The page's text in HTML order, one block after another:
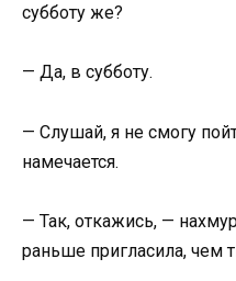
субботу же?
— Да, в субботу.
— Слушай, я не смогу
намечается.
— Так, откажись, —
раньше пригласила, чем